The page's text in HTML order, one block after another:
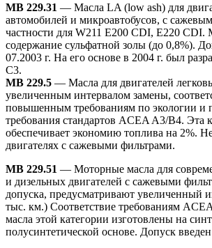
MB 229.31 — Масла LA (low ash) для
автомобилей и микроавтобусов, с
частности для W211 E200 CDI, E220
содержание сульфатной золы (до 0,8%).
07.2003 г. На его основе в 2004 г. был
C3.
MB 229.5 — Масла для двигателей
увеличенным интервалом замены,
повышенным требованиям по экологии и
требования стандартов ACEA A3/B4. Эта
обеспечивает экономию топлива на 2%.
двигателях с сажевыми фильтрами.
MB 229.51 — Моторные масла для
и дизельных двигателей с сажевыми
допуска, предусматривают увеличенный
тыс. км.) Соответствие требованиям
масла этой категории изготовлены на
полусинтетической основе. Допуск введен